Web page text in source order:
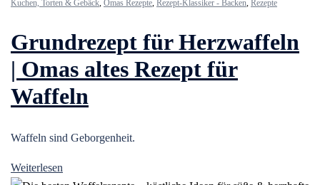
Kuchen, Torten & Gebäck Omas Rezepte Rezept-Klassiker - Backen Rezepte
Grundrezept für Herzwaffeln
| Omas altes Rezept für
Waffeln
Waffeln sind Geborgenheit.
Weiterlesen